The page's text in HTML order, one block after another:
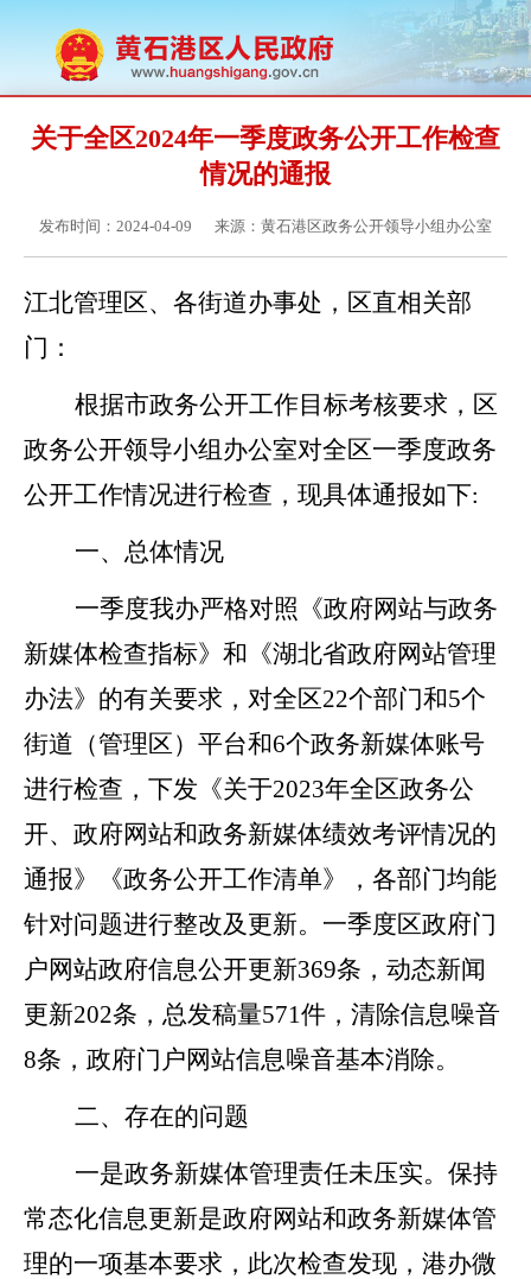
关于全区2024年一季度政务公开工作检查
情况的通报
发布时间：2024-04-09 来源：黄石港区政务公开领导小组办公室
江北管理区、各街道办事处，区直相关部
门：
根据市政务公开工作目标考核要求，区
政务公开领导小组办公室对全区一季度政务
公开工作情况进行检查，现具体通报如下:
一、总体情况
一季度我办严格对照《政府网站与政务
新媒体检查指标》和《湖北省政府网站管理
办法》的有关要求，对全区22个部门和5个
街道（管理区）平台和6个政务新媒体账号
进行检查，下发《关于2023年全区政务公
开、政府网站和政务新媒体绩效考评情况的
通报》《政务公开工作清单》，各部门均能
针对问题进行整改及更新。一季度区政府门
户网站政府信息公开更新369条，动态新闻
更新202条，总发稿量571件，清除信息噪音
8条，政府门户网站信息噪音基本消除。
二、存在的问题
一是政务新媒体管理责任未压实。 保持
常态化信息更新是政府网站和政务新媒体管
理的一项基本要求，此次检查发现，港办微